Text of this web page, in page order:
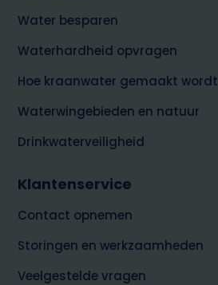
Water besparen
Waterhardheid opvragen
Hoe kraanwater gemaakt wordt
Waterwingebieden en natuur
Drinkwaterveiligheid
Klantenservice
Contact opnemen
Storingen en werkzaamheden
Veelgestelde vragen